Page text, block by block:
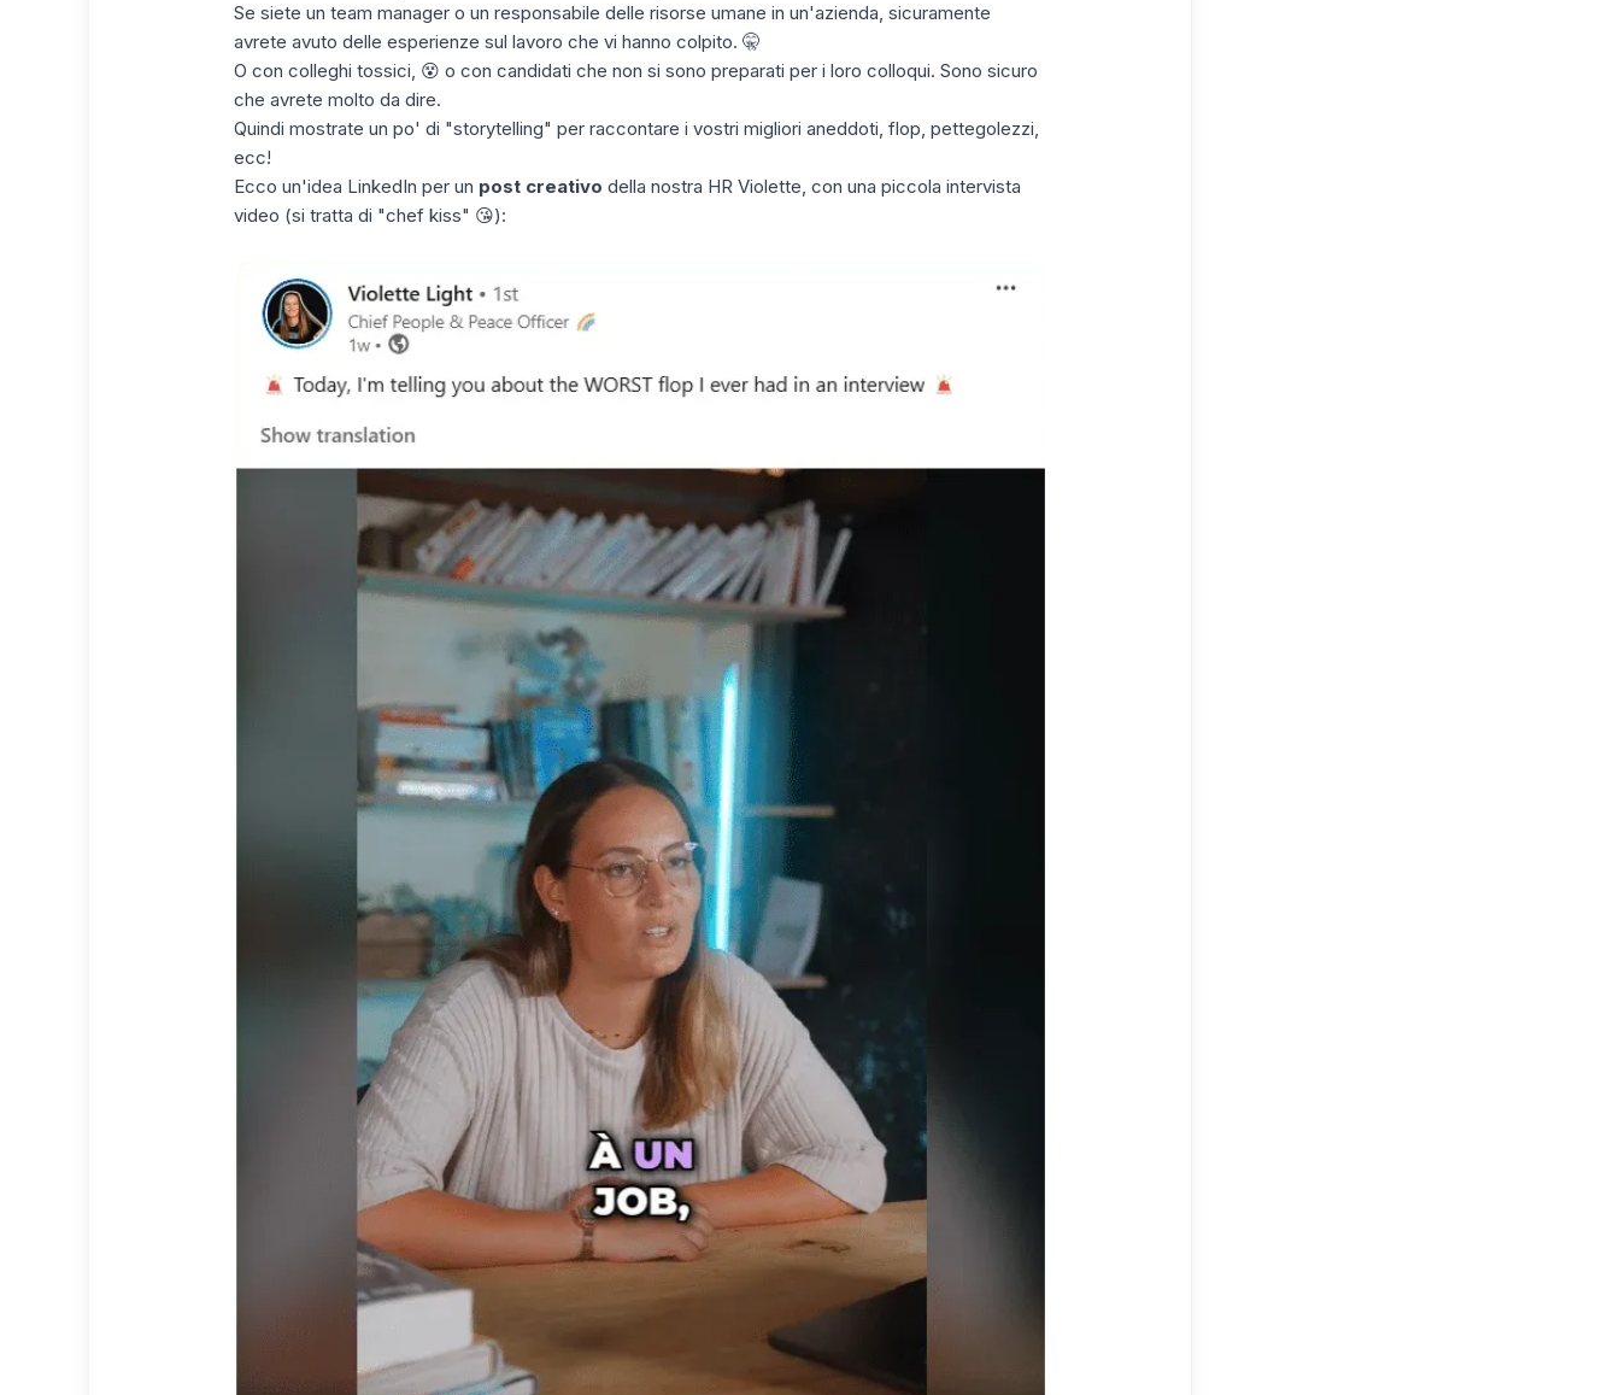
Se siete un team managero un responsabile delle risorse umane in un'azienda, sicuramente
avrete avuto delle esperienze sul lavoro che vi hanno colpito. 🤫
O con colleghi tossici, 😵 o con candidati che non si sono preparati per i loro colloqui. Sono sicuro
che avrete molto da dire.
Quindi mostrate un po' di "storytelling" per raccontare i vostri migliori aneddoti, flop, pettegolezzi,
ecc!
Ecco un'idea LinkedIn per un post creativo della nostra HR Violette, con una piccola intervista
video (si tratta di "chef kiss" 😘):